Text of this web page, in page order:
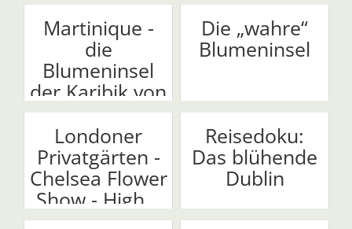
Martinique -
die
Blumeninsel
der Karibik von
27. N...
Die „wahre“
Blumeninsel
Londoner
Privatgärten -
Chelsea Flower
Show - High...
Reisedoku:
Das blühende
Dublin